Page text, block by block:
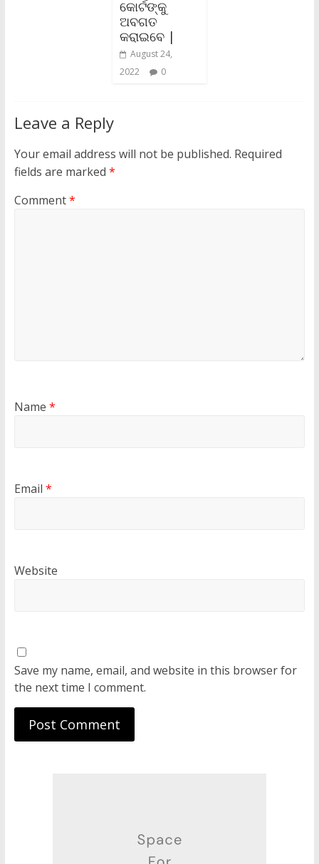
କୋର୍ଟଙ୍କୁ
ଅବଗତ
କରାଇବେ |
August 24,
2022
0
Leave a Reply
Your email address will not be published. Required
fields are marked *
Comment*
Name *
Email *
Website
Save my name, email, and website in this browser for
the next time I comment.